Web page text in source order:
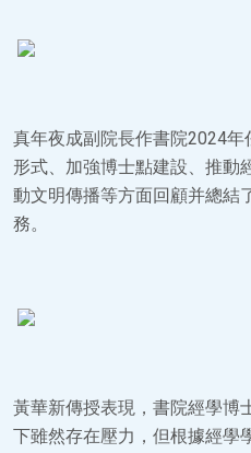
真年夜成副院長作書院2024
形式、加強博士點建設、推動
動文明傳播等方面回顧并總結
務。
黃華新傳授表現，書院經學博
下雖然存在壓力，但根據經學